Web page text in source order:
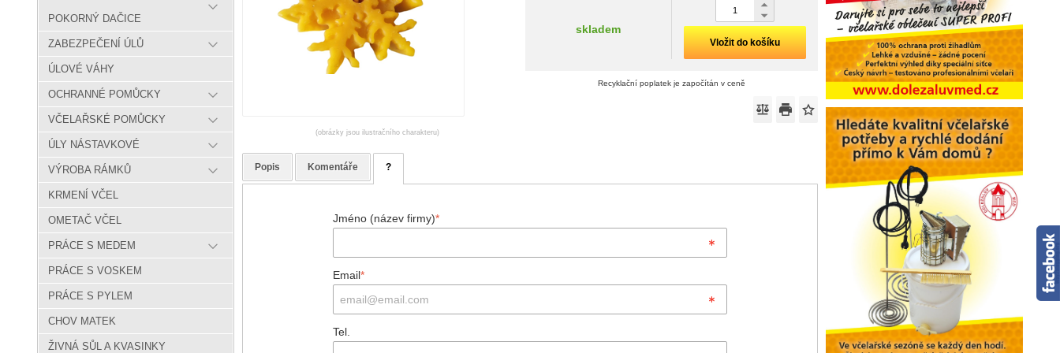
POKORNÝ DAČICE
ZABEZPEČENÍ ÚLŮ
ÚLOVÉ VÁHY
OCHRANNÉ POMŮCKY
VČELAŘSKÉ POMŮCKY
ÚLY NÁSTAVKOVÉ
VÝROBA RÁMKŮ
KRMENÍ VČEL
OMETAČ VČEL
PRÁCE S MEDEM
PRÁCE S VOSKEM
PRÁCE S PYLEM
CHOV MATEK
ŽIVNÁ SŮL A KVASINKY
(obrázky jsou ilustračního charakteru)
skladem
Vložit do košíku
Recyklační poplatek je započítán v ceně
Popis Komentáře ?
Jméno (název firmy)*
Email*
Tel.